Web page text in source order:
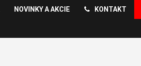
NOVINKY A AKCIE KONTAKT